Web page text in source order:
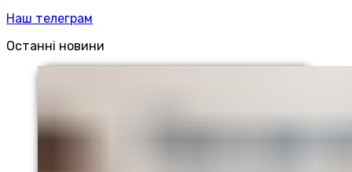
Наш телеграм
Останні новини